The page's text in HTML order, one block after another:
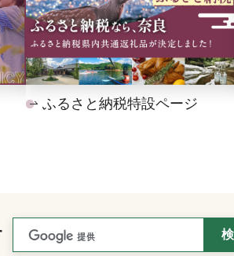
ふるさと納税特設ページ